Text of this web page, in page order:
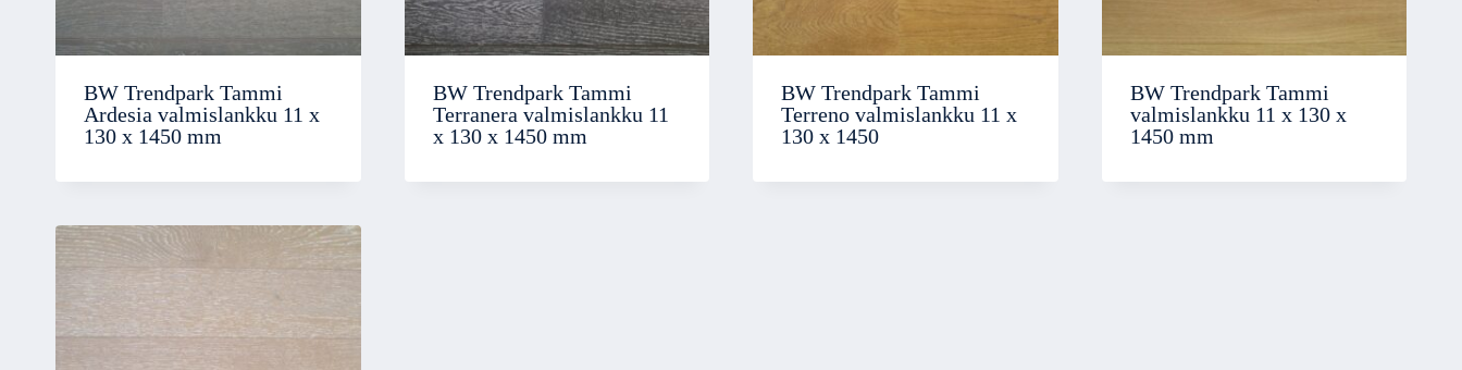
BW Trendpark Tammi
Ardesia valmislankku 11 x
130 x 1450 mm
BW Trendpark Tammi
Terranera valmislankku 11
x 130 x 1450 mm
BW Trendpark Tammi
Terreno valmislankku 11 x
130 x 1450
BW Trendpark Tammi
valmislankku 11 x 130 x
1450 mm